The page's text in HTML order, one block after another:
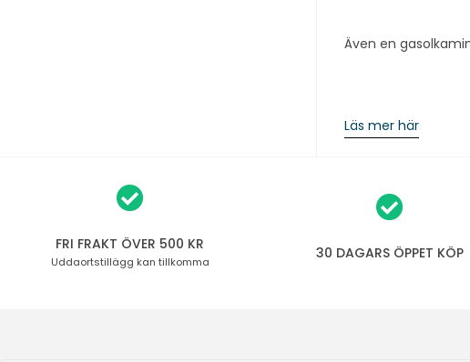
Även en
Läs mer här
FRI FRAKT ÖVER 500 KR
Uddaortstillägg kan tillkomma 30 DAGARS ÖPPET KÖP